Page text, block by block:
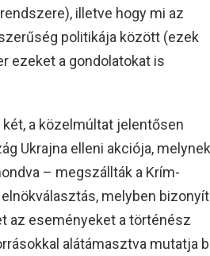
illetve hogy mi az
politikája között (ezek
ezeket a gondolatokat is
a közelmúltat jelentősen
Ukrajna elleni akciója, melynek
– megszállták a Krím-
melyben
az eseményeket a történész
alátámasztva mutatja